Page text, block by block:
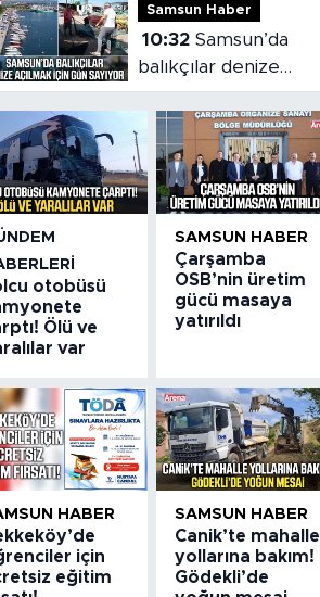
çalışmalar sürüyor
Samsun Haber
10:32 Samsun’da
balıkçılar denize
açılmak için gün
sayıyor
otobüsü
Ölü ve
var
SAMSUN HABER
Çarşamba
OSB’nin üretim
gücü masaya
yatırıldı
HABER
için
eğitim
SAMSUN HABER
Canik’te mahalle
yollarına bakım!
Gödekli’de